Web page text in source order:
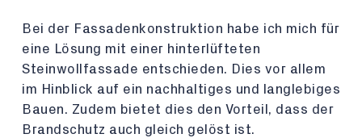
Bei der Fassadenkonstruktion habe ich mich für
eine Lösung mit einer hinterlüfteten
Steinwollfassade entschieden. Dies vor allem
im Hinblick auf ein nachhaltiges und langlebiges
Bauen. Zudem bietet dies den Vorteil, dass der
Brandschutz auch gleich gelöst ist.